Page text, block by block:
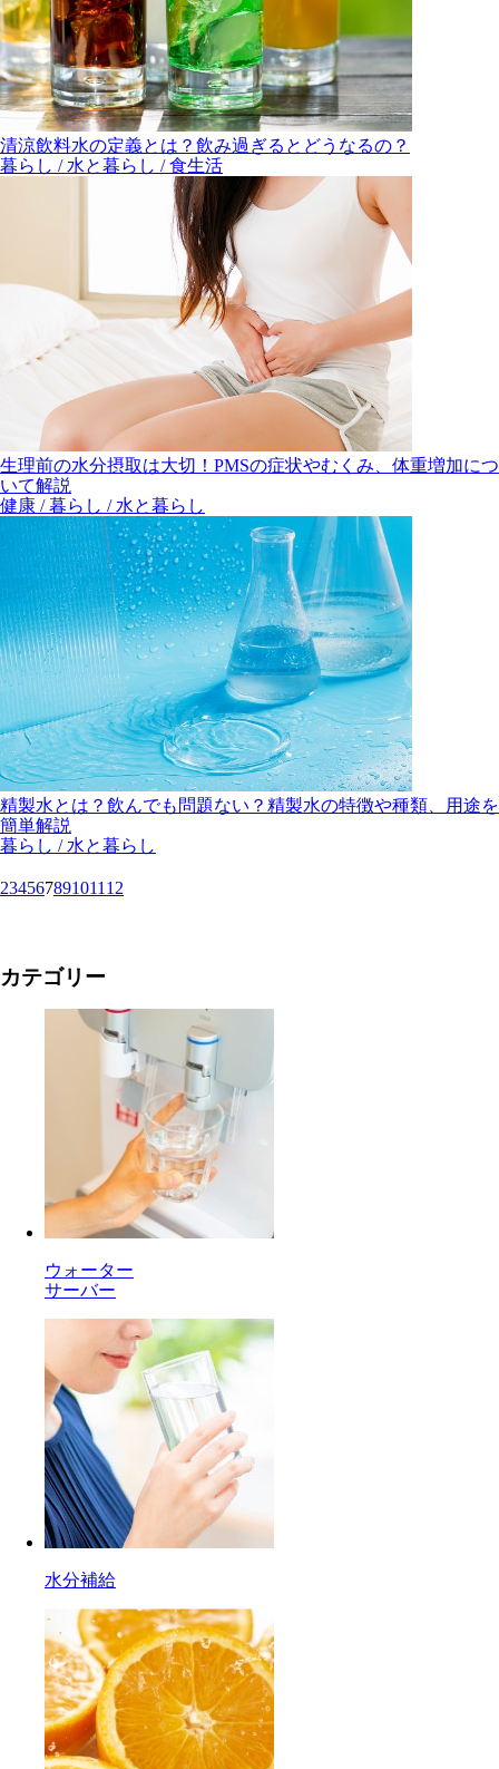
清涼飲料水の定義とは？飲み過ぎるとどうなるの？
暮らし / 水と暮らし / 食生活
生理前の水分摂取は大切！PMSの症状やむくみ、体重増加につ
いて解説
健康 / 暮らし / 水と暮らし
精製水とは？飲んでも問題ない？精製水の特徴や種類、用途を
簡単解説
暮らし / 水と暮らし
234567891011 12
カテゴリー
ウォーター
サーバー
水分補給